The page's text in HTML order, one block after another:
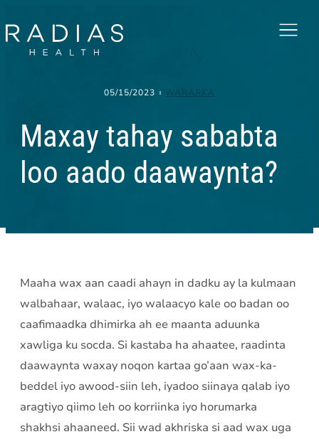
Menu
05/15/2023 WARARKA
Maxay tahay sababta
loo aado daawaynta?
Maaha wax aan caadi ahayn in dadku ay la kulmaan
walbahaar, walaac, iyo walaacyo kale oo badan oo
caafimaadka dhimirka ah ee maanta aduunka
xawliga ku socda. Si kastaba ha ahaatee, raadinta
daawaynta waxay noqon kartaa go’aan wax-ka-
beddel iyo awood-siin leh, iyadoo siinaya qalab iyo
aragtiyo qiimo leh oo korriinka iyo horumarka
shakhsi ahaaneed. Sii wad akhriska si aad wax uga